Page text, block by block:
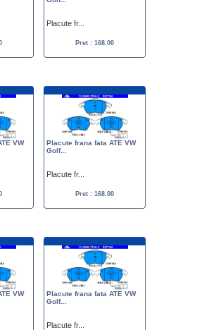
Placute fr...
Pret : 168.00
VW
Placute frana fata ATE VW
Golf...
Placute fr...
Pret : 168.00
VW
Placute frana fata ATE VW
Golf...
Placute fr...